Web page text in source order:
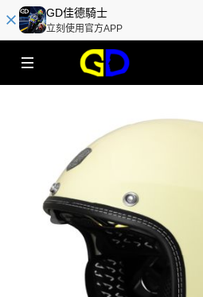
GD佳德騎士
立刻使用官方APP